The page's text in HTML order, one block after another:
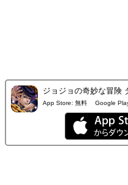
ジョジョの奇妙な冒険
App Store: 無料 Google